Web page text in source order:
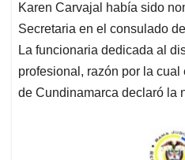
Karen Carvajal había sido
Secretaria en el consulado
La funcionaria dedicada al
profesional, razón por la
de Cundinamarca declaró la